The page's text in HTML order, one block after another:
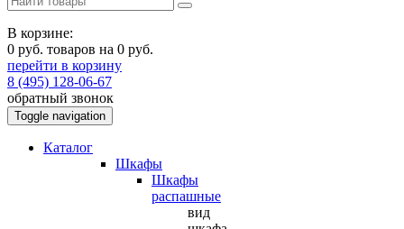
В корзине:
0 руб. товаров на 0 руб.
перейти в корзину
8 (495) 128-06-67
обратный звонок
Toggle navigation
Каталог
Шкафы
Шкафы
распашные
вид